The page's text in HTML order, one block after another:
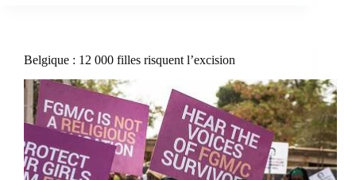
Belgique : 12 000 filles risquent l’excision